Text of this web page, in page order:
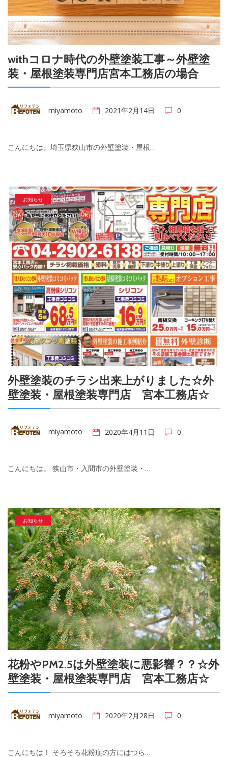
withコロナ時代の外壁塗装工事～外壁塗
装・屋根塗装専門店宮本工務店の場合
miyamoto 2021年2月14日 0
こんにちは。埼玉県狭山市の外壁塗装・屋根…
お知らせ
外壁塗装のチラシ出来上がりました☆外
壁塗装・屋根塗装専門店 宮本工務店☆
miyamoto 2020年4月11日 0
こんにちは。 狭山市・入間市の外壁塗装・…
お知らせ
花粉やPM2.5は外壁塗装に悪影響？？☆外
壁塗装・屋根塗装専門店 宮本工務店☆
miyamoto 2020年2月28日 0
こんにちは！ そろそろ花粉症の方にはつら…